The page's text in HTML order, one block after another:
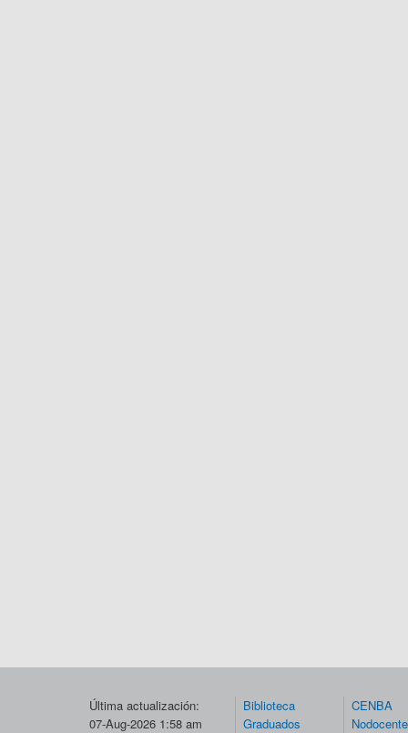
Última actualización:
07-Aug-2026 1:58 am
Biblioteca
Graduados
CENBA